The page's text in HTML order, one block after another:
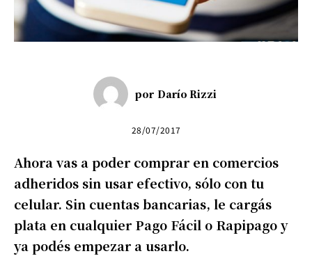
por Darío Rizzi
28/07/2017
Ahora vas a poder comprar en comercios
adheridos sin usar efectivo, sólo con tu
celular. Sin cuentas bancarias, le cargás
plata en cualquier Pago Fácil o Rapipago y
ya podés empezar a usarlo.